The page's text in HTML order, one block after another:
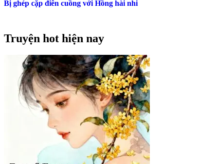
Bị ghép cặp điên cuồng với Hồng hài nhi
Truyện hot hiện nay